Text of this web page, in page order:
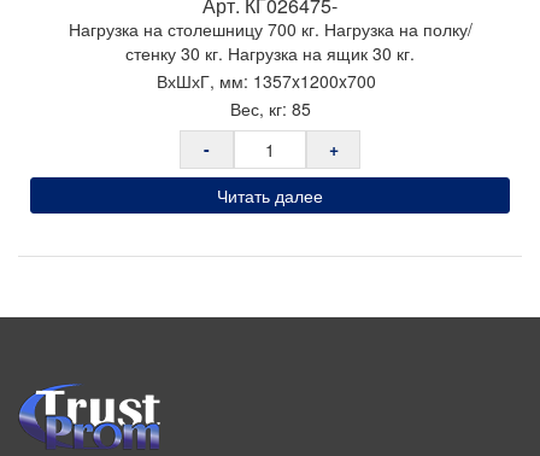
Нагрузка на столешницу 700 кг. Нагрузка на полку/
стенку 30 кг. Нагрузка на ящик 30 кг.
ВхШхГ, мм: 1357x1200x700
Вес, кг: 85
-
+
Читать далее